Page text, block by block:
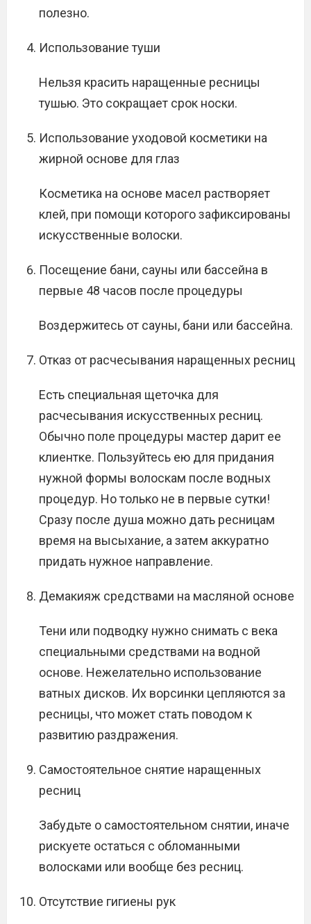
полезно.
Использование туши
Нельзя красить наращенные ресницы
тушью. Это сокращает срок носки.
Использование уходовой косметики на
жирной основе для глаз
Косметика на основе масел растворяет
клей, при помощи которого зафиксированы
искусственные волоски.
Посещение бани, сауны или бассейна в
первые 48 часов после процедуры
Воздержитесь от сауны, бани или бассейна.
Отказ от расчесывания наращенных ресниц
Есть специальная щеточка для
расчесывания искусственных ресниц.
Обычно поле процедуры мастер дарит ее
клиентке. Пользуйтесь ею для придания
нужной формы волоскам после водных
процедур. Но только не в первые сутки!
Сразу после душа можно дать ресницам
время на высыхание, а затем аккуратно
придать нужное направление.
Демакияж средствами на масляной основе
Тени или подводку нужно снимать с века
специальными средствами на водной
основе. Нежелательно использование
ватных дисков. Их ворсинки цепляются за
ресницы, что может стать поводом к
развитию раздражения.
Самостоятельное снятие наращенных
ресниц
Забудьте о самостоятельном снятии, иначе
рискуете остаться с обломанными
волосками или вообще без ресниц.
Отсутствие гигиены рук